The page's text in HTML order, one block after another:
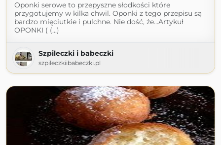
Oponki serowe to przepyszne słodkości które
przygotujemy w kilka chwil. Oponki z tego przepisu są
bardzo mięciutkie i pulchne. Nie dość, że…Artykuł
OPONKI ( (...)
Szpileczki i babeczki
szpileczkiibabeczki.pl